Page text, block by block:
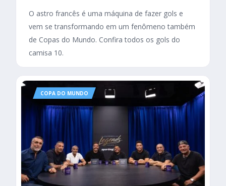
O astro francês é uma máquina de fazer gols e
vem se transformando em um fenômeno também
de Copas do Mundo. Confira todos os gols do
camisa 10.
COPA DO MUNDO